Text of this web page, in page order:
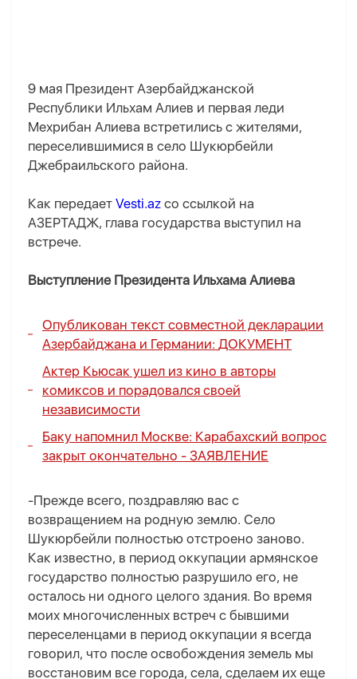
9 мая Президент Азербайджанской
Республики Ильхам Алиев и первая леди
Мехрибан Алиева встретились с жителями,
переселившимися в село Шукюрбейли
Джебраильского района.
Как передает Vesti.az со ссылкой на
АЗЕРТАДЖ, глава государства выступил на
встрече.
Выступление Президента Ильхама Алиева
Опубликован текст совместной декларации
Азербайджана и Германии: ДОКУМЕНТ
Актер Кьюсак ушел из кино в авторы
комиксов и порадовался своей
независимости
Баку напомнил Москве: Карабахский вопрос
закрыт окончательно - ЗАЯВЛЕНИЕ
-Прежде всего, поздравляю вас с
возвращением на родную землю. Село
Шукюрбейли полностью отстроено заново.
Как известно, в период оккупации армянское
государство полностью разрушило его, не
осталось ни одного целого здания. Во время
моих многочисленных встреч с бывшими
переселенцами в период оккупации я всегда
говорил, что после освобождения земель мы
восстановим все города, села, сделаем их еще